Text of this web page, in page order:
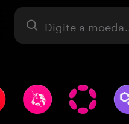
Ativo